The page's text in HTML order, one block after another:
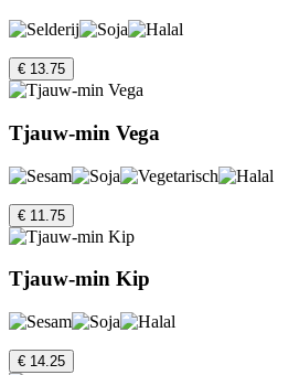
€ 13.75
Tjauw-min Vega
€ 11.75
Tjauw-min Kip
€ 14.25